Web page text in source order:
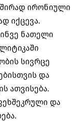
ირონიული
იქცევა.
ნათელი
სივრცე
და
ათვისება.
და